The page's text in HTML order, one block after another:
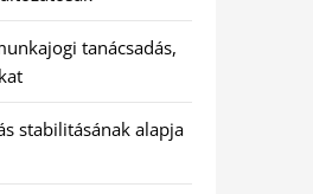
tanácsadás,
stabilitásának alapja